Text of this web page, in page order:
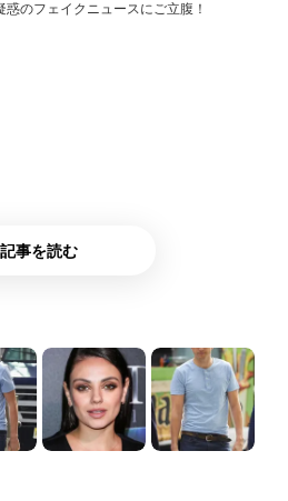
のフェイクニュースにご立腹！
記事を読む